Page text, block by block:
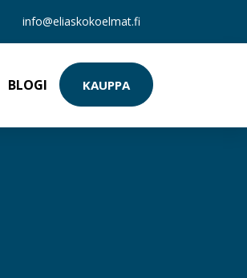
info@eliaskokoelmat.fi
BLOGI KAUPPA